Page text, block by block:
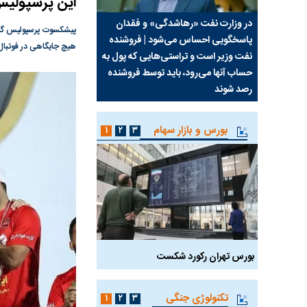
پیشکسوت پرسپولیس
هیچ جایگاهی در
در وزارت نفت «رهاشدگی» و فقدان
پاسخگویی احساس می‌شود | فروشنده
نفت وزیر است و تراستی‌هایی که پول به
حساب آنها می‌رود، باید توسط فروشنده
رصد شوند
چرا رویای آمریکایی
نابودی محور مقاومت
واشنگتن را زمین زد
بورس و بازار سهام
بورس تهران رکورد شکست سیگنال مثبت
۱ ۲ ۳
تکنولوژی جنگی ۱ ۲ ۳